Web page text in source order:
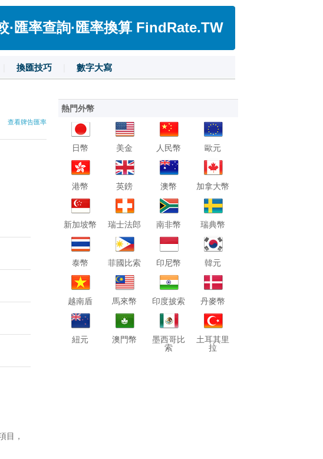
·匯率查詢·匯率換算 FindRate.TW
換匯技巧 數字大寫
查看牌告匯率
目，
熱門外幣
日幣 美金 人民幣 歐元
港幣 英鎊 澳幣 加拿大幣
新加坡幣 瑞士法郎 南非幣 瑞典幣
泰幣 菲國比索 印尼幣 韓元
越南盾 馬來幣 印度披索 丹麥幣
紐元 澳門幣
墨西哥比
索
土耳其里
拉